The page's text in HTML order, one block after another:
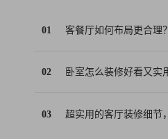
01
02 卧室怎么装修好看又实
03 超实用的客厅装修细节